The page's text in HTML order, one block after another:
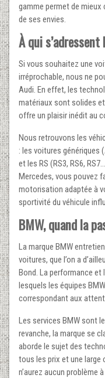
gamme permet de
de ses envies.
À qui
Si vous souhaitez une
irréprochable, nous ne
Audi. En effet, les
matériaux sont solides
offre un plaisir inédit au
Nous retrouvons les
: les voitures génériques
et les RS (RS3, RS6,
Mercedes, vous pouvez
motorisation adaptée à
sportivité du véhicule
BMW, quand la
La marque BMW
voitures, que l’on a
Bond. La performance
lesquels les équipes
correspondant aux
Les services BMW sont
revanche, la marque se
aborde le sujet des
tous les prix et une large
n’aurez aucun problème